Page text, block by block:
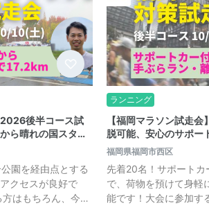
2026後半コース試
ら晴れの国スタ…
園を経由点とする
クセスが良好で
はもちろん、今…
ランニング
【福岡マラソン試走
脱可能、安心のサポー
福岡県福岡市西区
先着20名！サポートカ
で、荷物を預けて身軽
能です！大会に参加す